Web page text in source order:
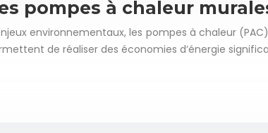
pompes à chaleur
environnementaux, les pompes à chaleur
de réaliser des économies d’énergie